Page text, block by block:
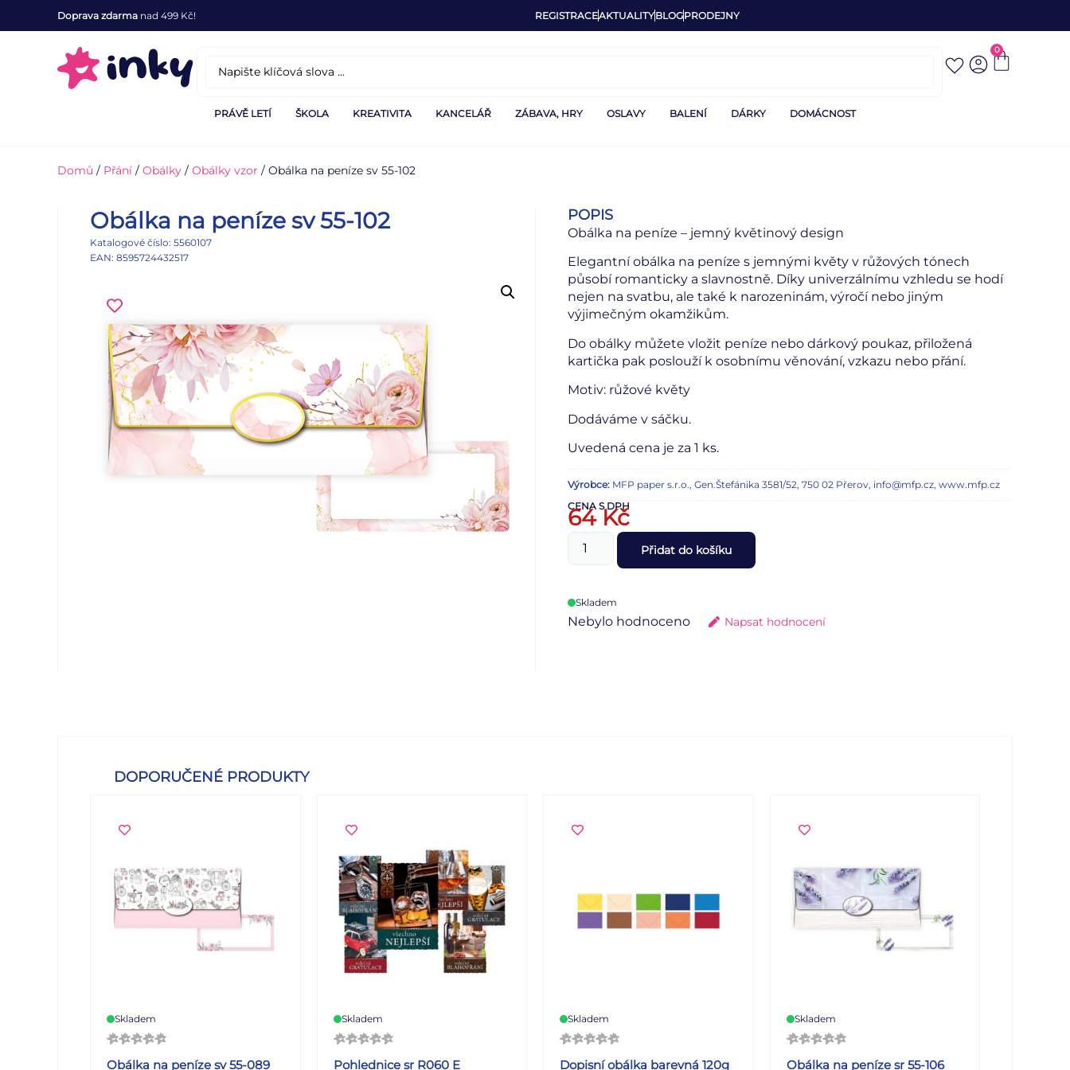
Doprava zdarma nad 499 Kč! REGISTRACEAKTUALITYBLOGPRODEJNY
0
PRÁVĚ LETÍ ŠKOLA KREATIVITA KANCELÁŘ ZÁBAVA, HRY OSLAVY BALENÍ DÁRKY DOMÁCNOST
Domů / Přání / Obálky / Obálky vzor / Obálka na peníze sv 55-102
Obálka na peníze sv 55-102
Katalogové číslo: 5560107
EAN: 8595724432517
POPIS
Obálka na peníze – jemný květinový design
Elegantní obálka na peníze s jemnými květy v růžových tónech
působí romanticky a slavnostně. Díky univerzálnímu vzhledu se hodí
nejen na svatbu, ale také k narozeninám, výročí nebo jiným
výjimečným okamžikům.
Do obálky můžete vložit peníze nebo dárkový poukaz, přiložená
kartička pak poslouží k osobnímu věnování, vzkazu nebo přání.
Motiv: růžové květy
Dodáváme v sáčku.
Uvedená cena je za 1 ks.
Výrobce: MFP paper s.r.o., Gen.Štefánika 3581/52, 750 02 Přerov, info@mfp.cz, www.mfp.cz
CENA S DPH
64Kč
Přidat do košíku
Skladem
Nebylo hodnoceno Napsat hodnocení
DOPORUČENÉ PRODUKTY
Skladem
Obálka na peníze sv 55-089
Skladem
Pohlednice sr R060 E
Skladem
Dopisní obálka barevná 120g
Skladem
Obálka na peníze sr 55-106